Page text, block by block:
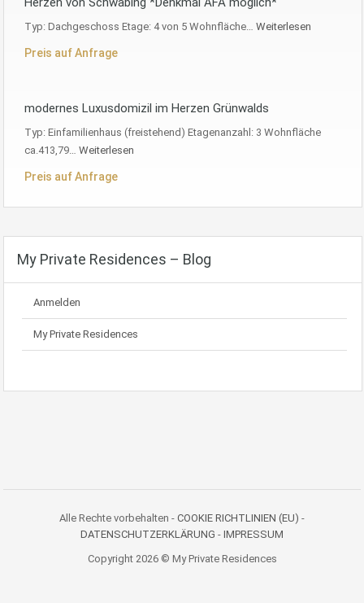
Typ: Dachgeschoss Etage: 4 von 5 Wohnfläche… Weiterlesen
Preis auf Anfrage
modernes Luxusdomizil im Herzen Grünwalds
Typ: Einfamilienhaus (freistehend) Etagenanzahl: 3 Wohnfläche
ca.413,79… Weiterlesen
Preis auf Anfrage
My Private Residences – Blog
Anmelden
My Private Residences
Alle Rechte vorbehalten - COOKIE RICHTLINIEN (EU) -
DATENSCHUTZERKLÄRUNG - IMPRESSUM
Copyright 2026 © My Private Residences